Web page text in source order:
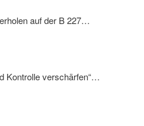
auf der B 227…
Kontrolle verschärfen“…